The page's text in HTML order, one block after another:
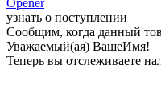
узнать о поступлении
Сообщим, когда данный
Уважаемый(ая) ВашеИмя!
Теперь вы отслеживаете